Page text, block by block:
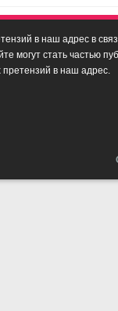
в наш адрес в
могут стать частью
в наш адрес.